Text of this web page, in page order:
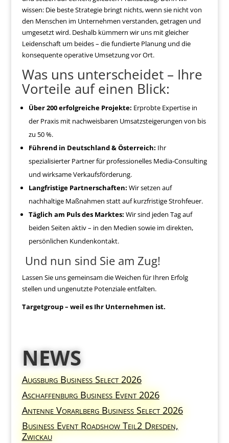
wissen: Die beste Strategie bringt nichts, wenn sie nicht von
den Menschen im Unternehmen verstanden, getragen und
umgesetzt wird. Deshalb kümmern wir uns mit gleicher
Leidenschaft um beides – die fundierte Planung und die
konsequente operative Umsetzung vor Ort.
Was uns unterscheidet – Ihre
Vorteile auf einen Blick:
Über 200 erfolgreiche Projekte: Erprobte Expertise in
der Praxis mit nachweisbaren Umsatzsteigerungen von bis
zu 50 %.
Führend in Deutschland & Österreich: Ihr
spezialisierter Partner für professionelles Media-Consulting
und wirksame Verkaufsförderung.
Langfristige Partnerschaften: Wir setzen auf
nachhaltige Maßnahmen statt auf kurzfristige Strohfeuer.
Täglich am Puls des Marktes: Wir sind jeden Tag auf
beiden Seiten aktiv – in den Medien sowie im direkten,
persönlichen Kundenkontakt.
Und nun sind Sie am Zug!
Lassen Sie uns gemeinsam die Weichen für Ihren Erfolg
stellen und ungenutzte Potenziale entfalten.
Targetgroup – weil es Ihr Unternehmen ist.
NEWS
Augsburg Business Select 2026
Aschaffenburg Business Event 2026
Antenne Vorarlberg Business Select 2026
Business Event Roadshow Teil2 Dresden,
Zwickau